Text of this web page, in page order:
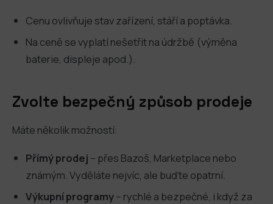
Cenu ovlivňuje stav zařízení, stáří a poptávka.
Na ceně se vyplatí nešetřit na údržbě (výměna
baterie, displeje apod.).
Zvolte bezpečný způsob prodeje
Máte několik možností:
Přímý prodej – přes Bazoš, Marketplace nebo
známým. Vyděláte nejvíc, ale buďte opatrní.
Výkupní programy– rychlé a bezpečné, i když za